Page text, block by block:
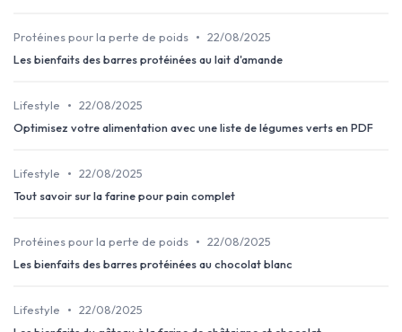
Protéines pour la perte de poids • 22/08/2025
Les bienfaits des barres protéinées au lait d'amande
Lifestyle • 22/08/2025
Optimisez votre alimentation avec une liste de légumes verts en PDF
Lifestyle • 22/08/2025
Tout savoir sur la farine pour pain complet
Protéines pour la perte de poids • 22/08/2025
Les bienfaits des barres protéinées au chocolat blanc
Lifestyle • 22/08/2025